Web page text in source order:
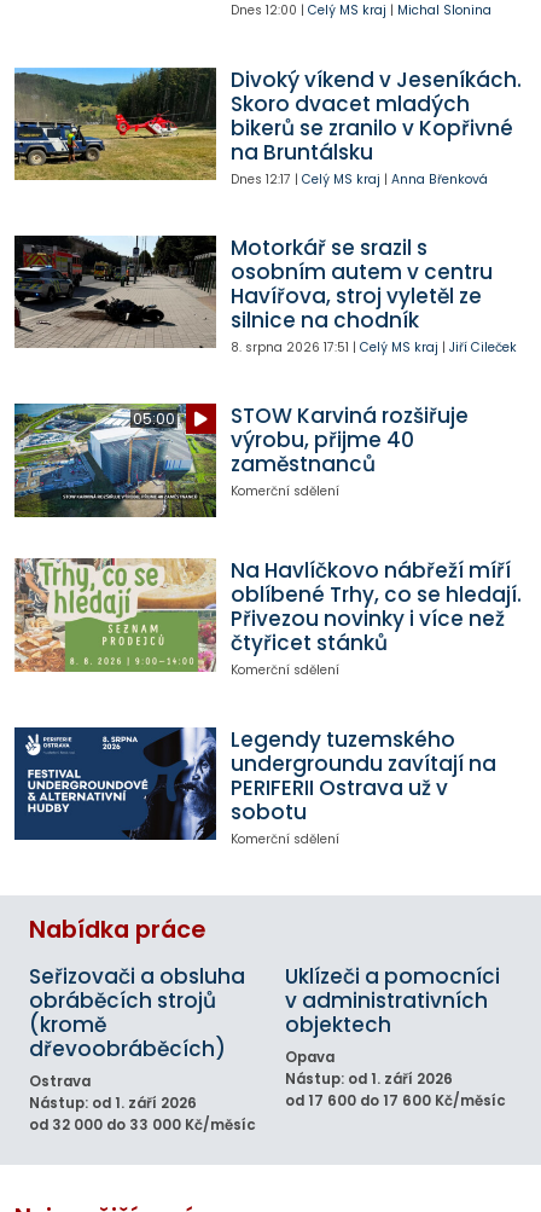
Dnes 12:00 | Celý MS kraj | Michal Slonina
Divoký víkend v Jeseníkách.
Skoro dvacet mladých
bikerů se zranilo v Kopřivné
na Bruntálsku
Dnes 12:17 | Celý MS kraj | Anna Břenková
Motorkář se srazil s
osobním autem v centru
Havířova, stroj vyletěl ze
silnice na chodník
8. srpna 2026 17:51 | Celý MS kraj | Jiří Cileček
05:00
STOW Karviná rozšiřuje
výrobu, přijme 40
zaměstnanců
Komerční sdělení
Na Havlíčkovo nábřeží míří
oblíbené Trhy, co se hledají.
Přivezou novinky i více než
čtyřicet stánků
Komerční sdělení
Legendy tuzemského
undergroundu zavítají na
PERIFERII Ostrava už v
sobotu
Komerční sdělení
Nabídka práce
Seřizovači a obsluha
obráběcích strojů
(kromě
dřevoobráběcích)
Ostrava
Nástup: od 1. září 2026
od 32 000 do 33 000 Kč/měsíc
Uklízeči a pomocníci
v administrativních
objektech
Opava
Nástup: od 1. září 2026
od 17 600 do 17 600 Kč/měsíc